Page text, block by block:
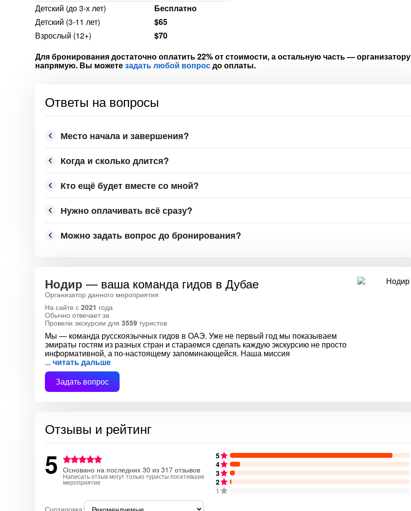
Детский (до 3-х лет)
Бесплатно
Детский (3-11 лет)
$65
Взрослый (12+)
$70
Для бронирования достаточно оплатить 22% от стоимости, а остальную часть — организатору
напрямую. Вы можетезадать любой вопросдо оплаты.
Ответы на вопросы
Место начала и завершения?
Когда и сколько длится?
Кто ещё будет вместе со мной?
Нужно оплачивать всё сразу?
Можно задать вопрос до бронирования?
Нодир — ваша команда гидов в Дубае
Организатор данного мероприятия
На сайте с 2021 года
Обычно отвечает за
Провели экскурсии для 3559 туристов
Мы — команда русскоязычных гидов в ОАЭ. Уже не первый год мы показываем
эмираты гостям из разных стран и стараемся сделать каждую экскурсию не просто
информативной, а по-настоящему запоминающейся. Наша миссия
читать дальше
Задать вопрос
Отзывы и рейтинг
5 Основано на последних 30 из 317 отзывов
Написать отзыв могут только туристы посетившие
мероприятие
5
4
3
2
1
Сортировка: